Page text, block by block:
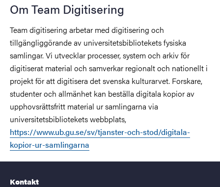
Om Team Digitisering
Team digitisering arbetar med digitisering och
tillgängliggörande av universitetsbibliotekets fysiska
samlingar. Vi utvecklar processer, system och arkiv för
digitiserat material och samverkar regionalt och nationellt i
projekt för att digitisera det svenska kulturarvet. Forskare,
studenter och allmänhet kan beställa digitala kopior av
upphovsrättsfritt material ur samlingarna via
universitetsbibliotekets webbplats,
https://www.ub.gu.se/sv/tjanster-och-stod/digitala-
kopior-ur-samlingarna
Kontakt